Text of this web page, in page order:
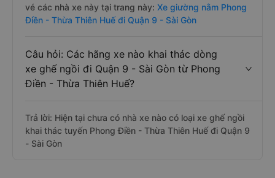
vé các nhà xe này tại trang này: Xe giường nằm Phong
Điền - Thừa Thiên Huế đi Quận 9 - Sài Gòn
Câu hỏi: Các hãng xe nào khai thác dòng
xe ghế ngồi đi Quận 9 - Sài Gòn từ Phong
Điền - Thừa Thiên Huế?
Trả lời: Hiện tại chưa có nhà xe nào có loại xe ghế ngồi
khai thác tuyến Phong Điền - Thừa Thiên Huế đi Quận 9
- Sài Gòn